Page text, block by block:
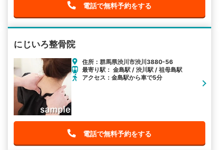
電話で無料予約をする
にじいろ整骨院
住所：群馬県渋川市渋川3880-56
最寄り駅： 金島駅 / 渋川駅 / 祖母島駅
アクセス：金島駅から車で5分
電話で無料予約をする